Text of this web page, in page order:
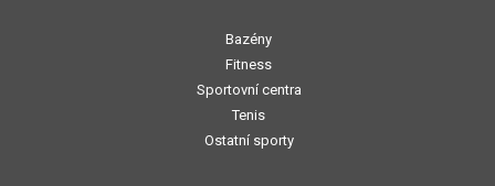
Bazény
Fitness
Sportovní centra
Tenis
Ostatní sporty